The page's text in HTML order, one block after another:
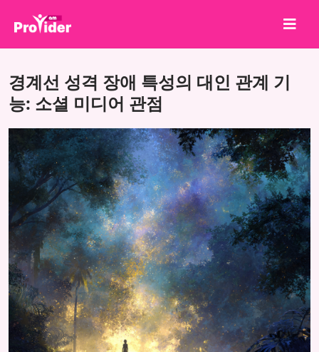
회사 소개
회원가입
서비스
API
이용약관
블로그
경계선 성격 장애 특성의 대인 관계 기
능: 소셜 미디어 관점